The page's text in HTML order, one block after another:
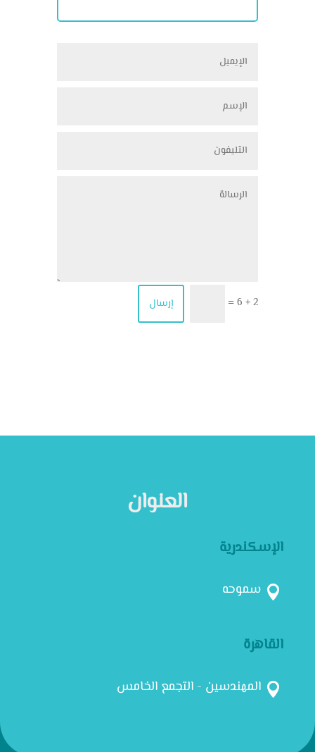
2 + 6
= إرسال
العنوان
القاهرة
 المهندسين - التجمع الخامس
الإسكندرية
 سموحه